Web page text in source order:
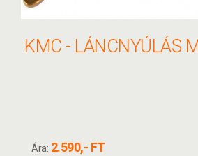
KMC - LÁNCNYÚLÁS
Ára: 2.590,- FT